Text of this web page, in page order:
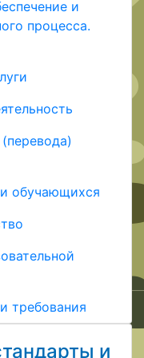
и
процесса.
обучающихся
требования
и